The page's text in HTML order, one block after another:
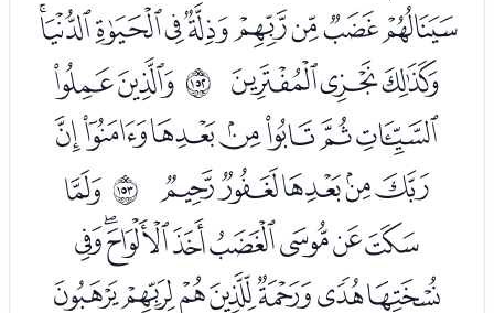
ﮍﮎﮏﮐﮑﮒﮓﮔﮕ
ﮖﮗﮘ ﲗ ﮚﮛ
ﮜﮝﮞﮟﮠﮡﮢ
ﮣﮤﮥﮦﮧ ﲘ ﮩ
ﮪﮫﮬﮭﮮﮯﮰﮱ
ﯓﯔﯕﯖﯗﯘﯙ